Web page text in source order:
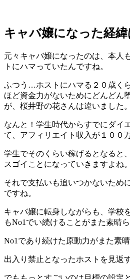
キャバ嬢になった経緯
元々キャバ嬢になったのは、本人
トにハマっていたんですね。
ふつう…ホストにハマる２０歳く
ほど資金力がないためにどんどん
が、桜井野の花さんは違いました。
なんと！学生時代からすでにダイ
て、アフィリエイト収入が１００
学生でそのくらい稼げるとなると
スゴイことになっていきますよね。
それで支払いも追いつかないため
ですね。
キャバ嬢に転身しながらも、学校
もNo1でい続けることがまた素晴
No1であり続けた原動力がまた素晴
出入り禁止となったホストを見返